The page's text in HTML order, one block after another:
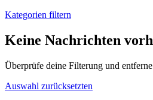
Kategorien filtern
Keine Nachrichten
Überprüfe deine Filterung und
Auswahl zurücksetzten